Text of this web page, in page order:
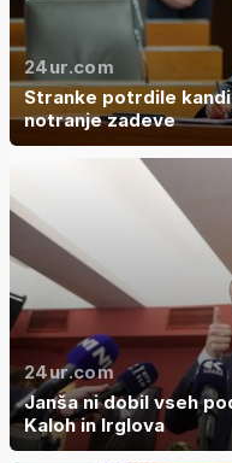
24ur.com
Stranke potrdile
notranje zadeve
24ur.com
Janša ni dobil vseh
Kaloh in Irglova